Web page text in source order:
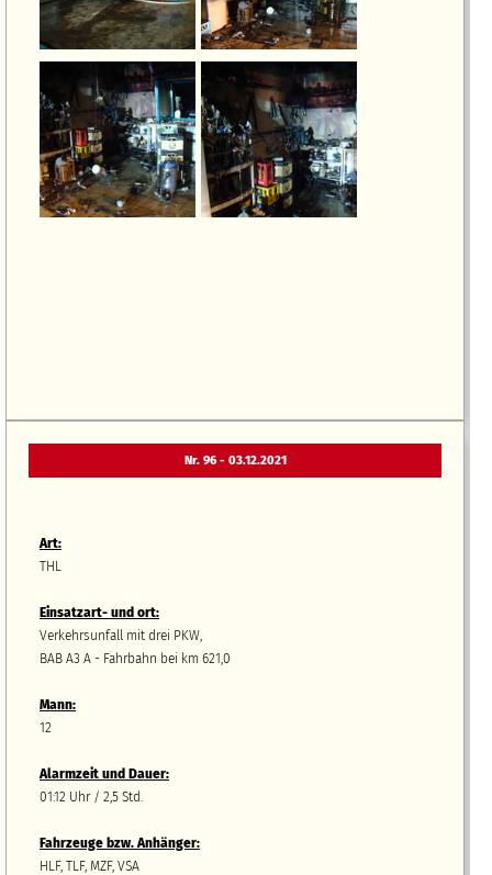
Nr. 96 - 03.12.2021
Art:
THL
Einsatzart- und ort:
Verkehrsunfall mit drei PKW,
BAB A3 A - Fahrbahn bei km 621,0
Mann:
12
Alarmzeit und Dauer:
01:12 Uhr / 2,5 Std.
Fahrzeuge bzw.Anhänger:
HLF, TLF, MZF, VSA